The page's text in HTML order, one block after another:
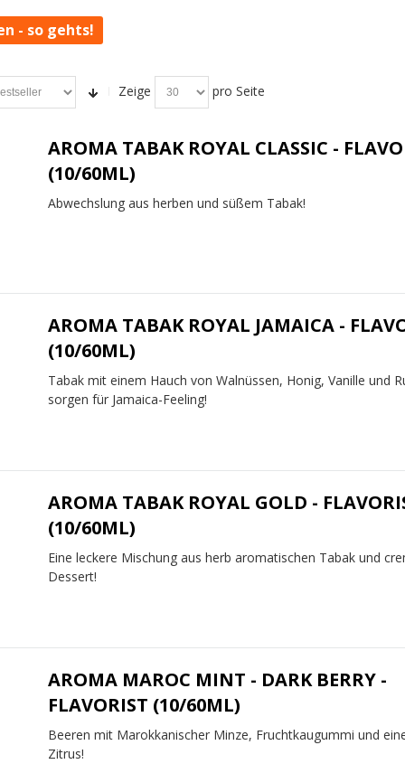
- so gehts!
Zeige pro Seite
AROMA TABAK ROYAL CLASSIC -
(10/60ML)
Abwechslung aus herben und süßem Tabak!
AROMA TABAK ROYAL JAMAICA -
(10/60ML)
Tabak mit einem Hauch von Walnüssen, Honig, Vanille und
sorgen für Jamaica-Feeling!
AROMA TABAK ROYAL GOLD -
(10/60ML)
Eine leckere Mischung aus herb aromatischen Tabak und
Dessert!
AROMA MAROC MINT - DARK BERRY -
FLAVORIST (10/60ML)
Beeren mit Marokkanischer Minze, Fruchtkaugummi und
Zitrus!